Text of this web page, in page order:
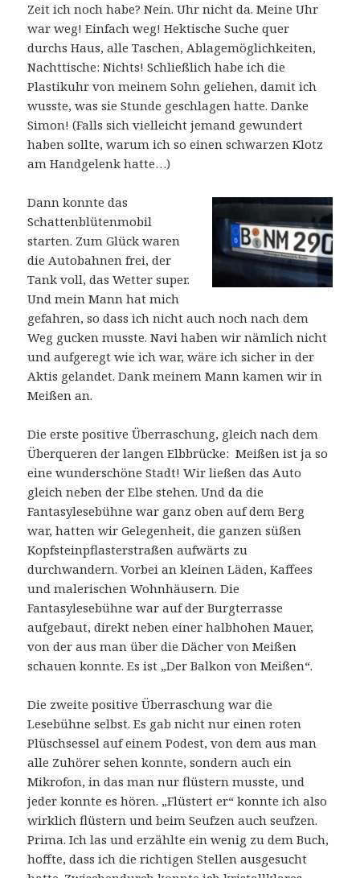
Zeit ich noch habe? Nein. Uhr nicht da. Meine Uhr
war weg! Einfach weg! Hektische Suche quer
durchs Haus, alle Taschen, Ablagemöglichkeiten,
Nachttische: Nichts! Schließlich habe ich die
Plastikuhr von meinem Sohn geliehen, damit ich
wusste, was sie Stunde geschlagen hatte. Danke
Simon! (Falls sich vielleicht jemand gewundert
haben sollte, warum ich so einen schwarzen Klotz
am Handgelenk hatte…)
Dann konnte das
Schattenblütenmobil
starten. Zum Glück waren
die Autobahnen frei, der
Tank voll, das Wetter super.
Und mein Mann hat mich
gefahren, so dass ich nicht auch noch nach dem
Weg gucken musste. Navi haben wir nämlich nicht
und aufgeregt wie ich war, wäre ich sicher in der
Aktis gelandet. Dank meinem Mann kamen wir in
Meißen an.
Die erste positive Überraschung, gleich nach dem
Überqueren der langen Elbbrücke: Meißen ist ja so
eine wunderschöne Stadt! Wir ließen das Auto
gleich neben der Elbe stehen. Und da die
Fantasylesebühne war ganz oben auf dem Berg
war, hatten wir Gelegenheit, die ganzen süßen
Kopfsteinpflasterstraßen aufwärts zu
durchwandern. Vorbei an kleinen Läden, Kaffees
und malerischen Wohnhäusern. Die
Fantasylesebühne war auf der Burgterrasse
aufgebaut, direkt neben einer halbhohen Mauer,
von der aus man über die Dächer von Meißen
schauen konnte. Es ist „Der Balkon von Meißen“.
Die zweite positive Überraschung war die
Lesebühne selbst. Es gab nicht nur einen roten
Plüschsessel auf einem Podest, von dem aus man
alle Zuhörer sehen konnte, sondern auch ein
Mikrofon, in das man nur flüstern musste, und
jeder konnte es hören. „Flüstert er“ konnte ich also
wirklich flüstern und beim Seufzen auch seufzen.
Prima. Ich las und erzählte ein wenig zu dem Buch,
hoffte, dass ich die richtigen Stellen ausgesucht